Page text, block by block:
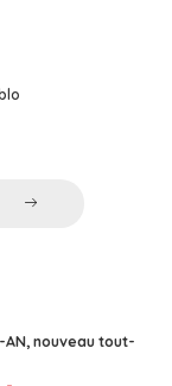
nouveau tout-